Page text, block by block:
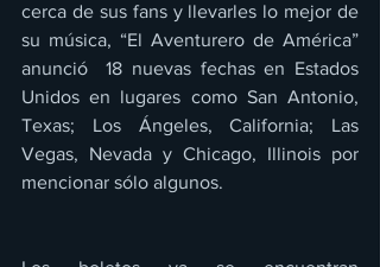
cerca de sus fans y llevarles lo mejor de
su música, “El Aventurero de América”
anunció  18 nuevas fechas en Estados
Unidos en lugares como San Antonio,
Texas; Los Ángeles, California; Las
Vegas, Nevada y Chicago, Illinois por
mencionar sólo algunos.